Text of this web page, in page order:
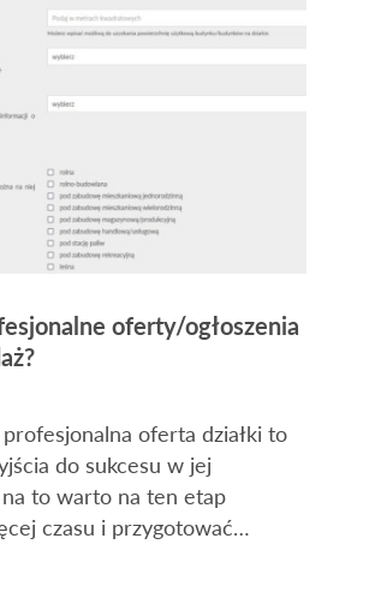
oferty/ogłoszenia
oferta działki to
do sukcesu w jej
to warto na ten etap
czasu i przygotować
poprawny. Co zatem powinna